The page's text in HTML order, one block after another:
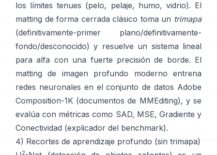
los límites tenues (pelo, pelaje, humo, vidrio). El
matting de forma cerrada clásico toma un trimapa
(definitivamente-primer plano/definitivamente-
fondo/desconocido) y resuelve un sistema lineal
para alfa con una fuerte precisión de borde. El
matting de imagen profundo
moderno entrena
redes neuronales en el conjunto de datos Adobe
Composition-1K (documentos de MMEditing), y se
evalúa con métricas como SAD, MSE, Gradiente y
Conectividad (explicador del benchmark).
4) Recortes de aprendizaje profundo (sin trimapa)
2